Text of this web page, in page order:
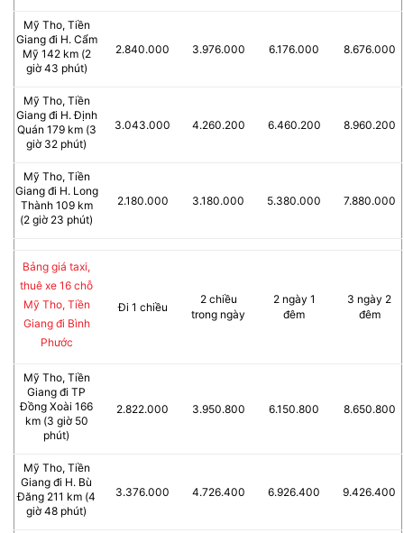
Mỹ Tho, Tiền
Giang đi H. Cẩm
Mỹ 142 km (2
giờ 43 phút)
2.840.000 3.976.000 6.176.000 8.676.000
Mỹ Tho, Tiền
Giang đi H. Định
Quán 179 km (3
giờ 32 phút)
3.043.000 4.260.200 6.460.200 8.960.200
Mỹ Tho, Tiền
Giang đi H. Long
Thành 109 km
(2 giờ 23 phút)
2.180.000 3.180.000 5.380.000 7.880.000
Bảng giá taxi,
thuê xe 16 chỗ
Mỹ Tho, Tiền
Giang đi Bình
Phước
Đi 1 chiều
2 chiều
trong ngày
2 ngày 1
đêm
3 ngày 2
đêm
Mỹ Tho, Tiền
Giang đi TP
Đồng Xoài 166
km (3 giờ 50
phút)
2.822.000 3.950.800 6.150.800 8.650.800
Mỹ Tho, Tiền
Giang đi H. Bù
Đăng 211 km (4
giờ 48 phút)
3.376.000 4.726.400 6.926.400 9.426.400